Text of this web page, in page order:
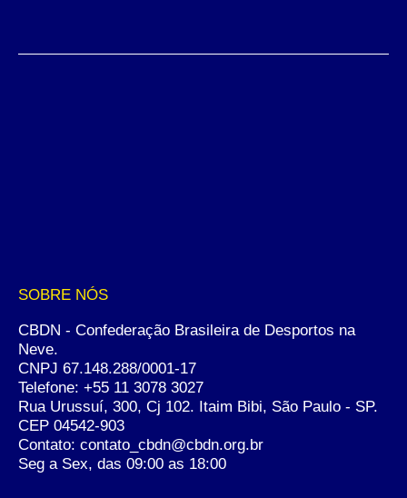
SOBRE NÓS
CBDN - Confederação Brasileira de Desportos na
Neve.
CNPJ 67.148.288/0001-17
Telefone: +55 11 3078 3027
Rua Urussuí, 300, Cj 102. Itaim Bibi, São Paulo - SP.
CEP 04542-903
Contato: contato_cbdn@cbdn.org.br
Seg a Sex, das 09:00 as 18:00